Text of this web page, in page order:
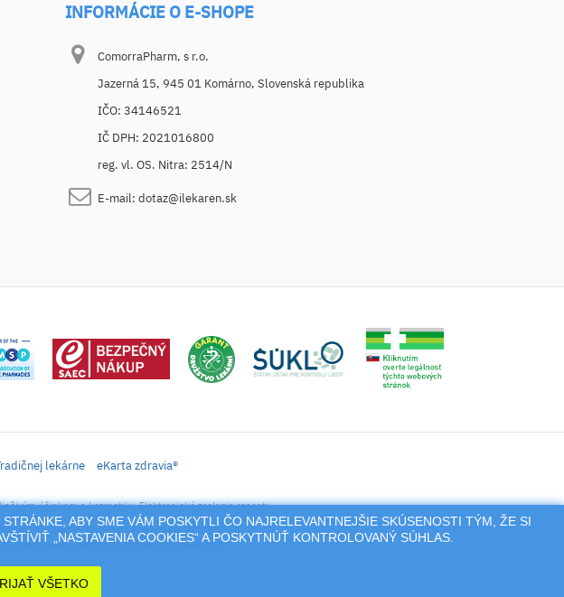
INFORMÁCIE O E-SHOPE
ComorraPharm, s r.o.
Jazerná 15, 945 01 Komárno, Slovenská republika
IČO: 34146521
IČ DPH: 2021016800
reg. vl. OS. Nitra: 2514/N
E-mail: dotaz@ilekaren.sk
ABY SME VÁM POSKYTLI ČO NAJRELEVANTNEJŠIE SKÚSENOSTI TÝM, ŽE SI
„NASTAVENIA COOKIES“ A POSKYTNÚŤ KONTROLOVANÝ SÚHLAS.
VŠETKO
lekárne eKarta zdravia®
účinkom a kozmetiky. Elektronické zaslanie receptu.
(používanie, kopírovanie, šírenie a pod.),
predošlému písomnému súhlasu jeho vlastníka.